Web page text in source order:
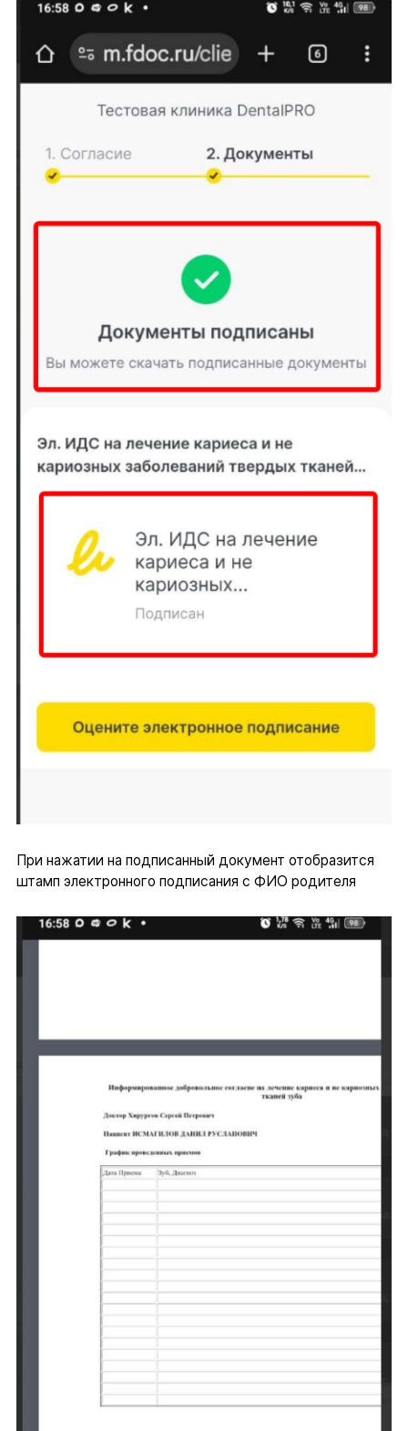
При нажатии на подписанный документ отобразится
штамп электронного подписания с ФИО родителя